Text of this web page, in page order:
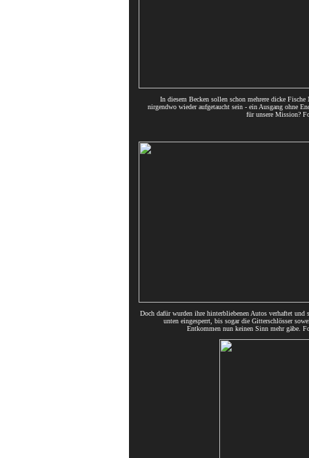
In diesem Becken sollen schon mehrere dicke Fische
nirgendwo wieder aufgetaucht sein - ein Ausgang ohne
für unsere Mission?
Doch dafür wurden ihre hinterbliebenen Autos verhaftet und
unten eingesperrt, bis sogar die Gitterschlösser
Entkommen nun keinen Sinn mehr gäbe.